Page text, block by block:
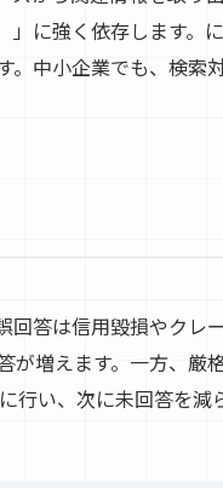
」に強く依存します。
。中小企業でも、検索
回答は信用毀損やクレ
が増えます。一方、厳
行い、次に未回答を減